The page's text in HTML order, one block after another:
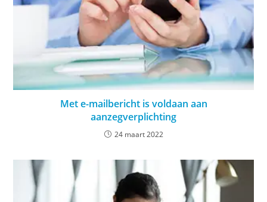
Met e-mailbericht is voldaan aan
aanzegverplichting
24 maart 2022